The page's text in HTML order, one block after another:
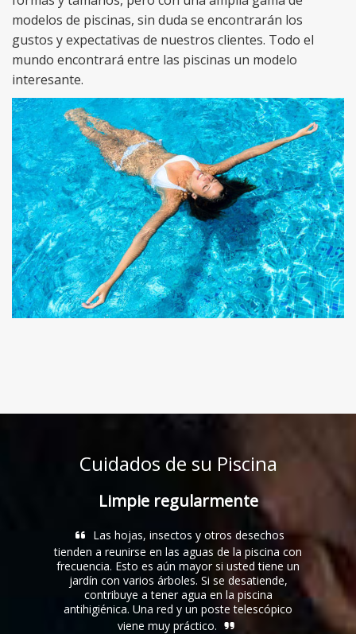
modelos de piscinas, sin duda se encontrarán los
gustos y expectativas de nuestros clientes. Todo el
mundo encontrará entre las piscinas un modelo
interesante.
Cuidados de su Piscina
Limpie regularmente
Las hojas, insectos y otros desechos
tienden a reunirse en las aguas de la piscina con
frecuencia. Esto es aún mayor si usted tiene un
jardín con varios árboles. Si se desatiende,
contribuye a tener agua en la piscina
antihigiénica. Una red y un poste telescópico
viene muy práctico.
dañar
de
que